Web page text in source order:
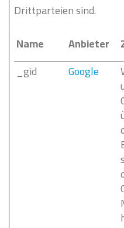
Drittparteien sind.
Name
Anbieter
_gid
Google